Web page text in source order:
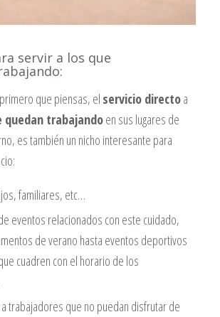
servir a los que
que piensas, el servicio directoa
quedan trabajandoen sus lugares de
es también un nicho interesante para
familiares, etc…
eventos relacionados con este cuidado,
de verano hasta eventos deportivos
cuadren con el horario de los
trabajadores que no puedan disfrutar de